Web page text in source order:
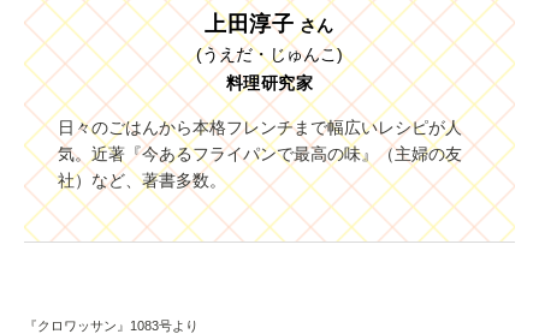
上田淳子 さん
(うえだ・じゅんこ)
料理研究家
日々のごはんから本格フレンチまで幅広いレシピが人
気。近著『今あるフライパンで最高の味』（主婦の友
社）など、著書多数。
『クロワッサン』1083号より